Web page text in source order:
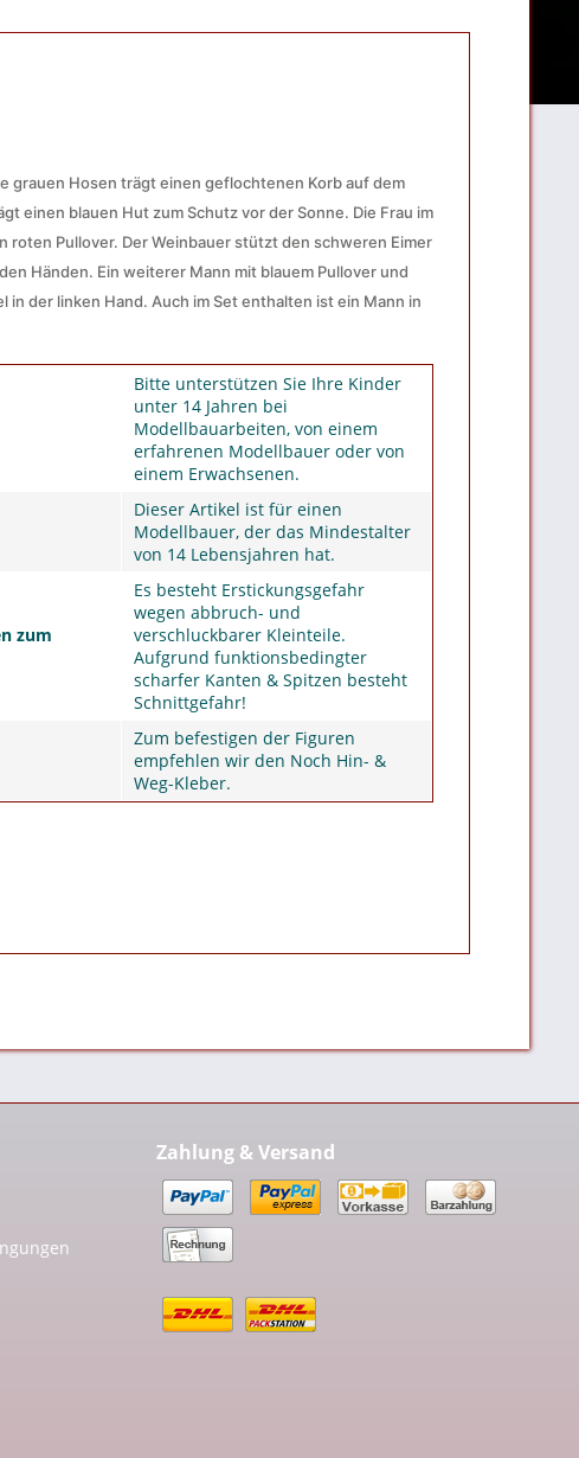
grauen Hosen trägt einen geflochtenen Korb auf dem
einen blauen Hut zum Schutz vor der Sonne. Die Frau im
roten Pullover. Der Weinbauer stützt den schweren Eimer
Händen. Ein weiterer Mann mit blauem Pullover und
der linken Hand. Auch im Set enthalten ist ein Mann in
Bitte unterstützen Sie Ihre Kinder
unter 14 Jahren bei
Modellbauarbeiten, von einem
erfahrenen Modellbauer oder von
einem Erwachsenen.
Dieser Artikel ist für einen
Modellbauer, der das Mindestalter
von 14 Lebensjahren hat.
zum
Es besteht Erstickungsgefahr
wegen abbruch- und
verschluckbarer Kleinteile.
Aufgrund funktionsbedingter
scharfer Kanten & Spitzen besteht
Schnittgefahr!
Zum befestigen der Figuren
empfehlen wir den Noch Hin- &
Weg-Kleber.
Zahlung & Versand